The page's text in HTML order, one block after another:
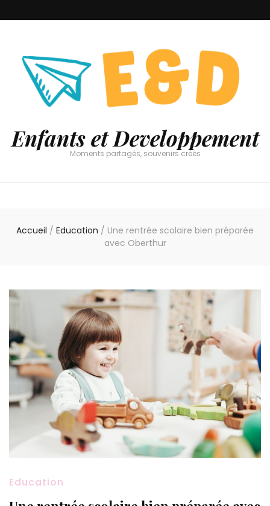
Enfants et Developpement
Moments partagés, souvenirs créés
Accueil / Education / Une rentrée scolaire bien préparée
avec Oberthur
Education